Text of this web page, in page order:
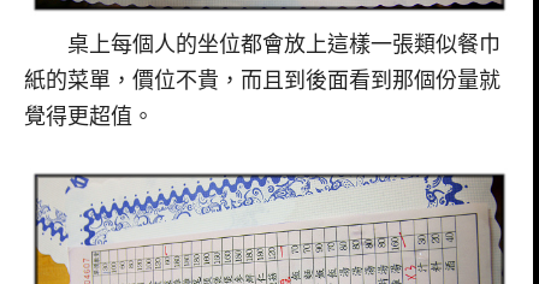
桌上每個人的坐位都會放上這樣一張類似餐巾
紙的菜單，價位不貴，而且到後面看到那個份量就
覺得更超值。